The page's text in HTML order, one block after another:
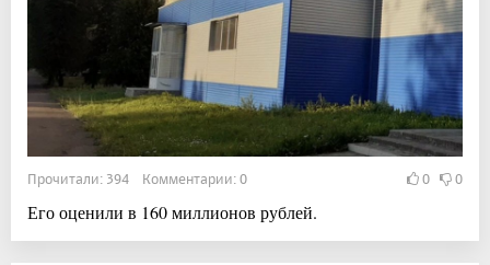
Прочитали: 394 Комментарии: 0 0 0
Его оценили в 160 миллионов рублей.